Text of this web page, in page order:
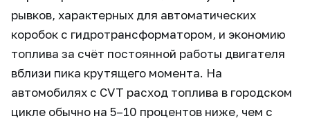
рывков, характерных для автоматических
коробок с гидротрансформатором, и экономию
топлива за счёт постоянной работы двигателя
вблизи пика крутящего момента. На
автомобилях с CVT расход топлива в городском
цикле обычно на 5–10 процентов ниже, чем с